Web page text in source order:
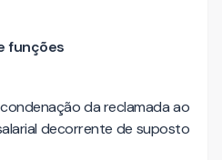
funções
da reclamada ao
decorrente de suposto